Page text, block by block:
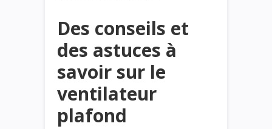
Des conseils et
des astuces à
savoir sur le
ventilateur
plafond